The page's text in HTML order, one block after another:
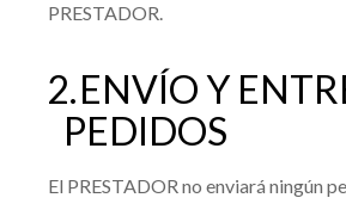
PRESTADOR.
2.ENVÍO Y
PEDIDOS
El PRESTADOR no enviará ningún